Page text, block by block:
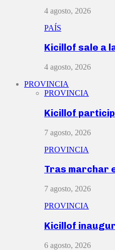
4 agosto, 2026
PAÍS
Kicillof sale a
4 agosto, 2026
PROVINCIA
PROVINCIA
Kicillof
7 agosto, 2026
PROVINCIA
Tras marchar
7 agosto, 2026
PROVINCIA
Kicillof
6 agosto, 2026